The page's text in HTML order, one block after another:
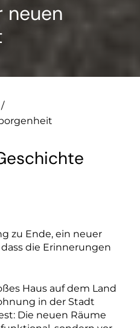
neuen
/
zu Ende, ein neuer
die Erinnerungen
Haus auf dem Land
in der Stadt
Die neuen Räume